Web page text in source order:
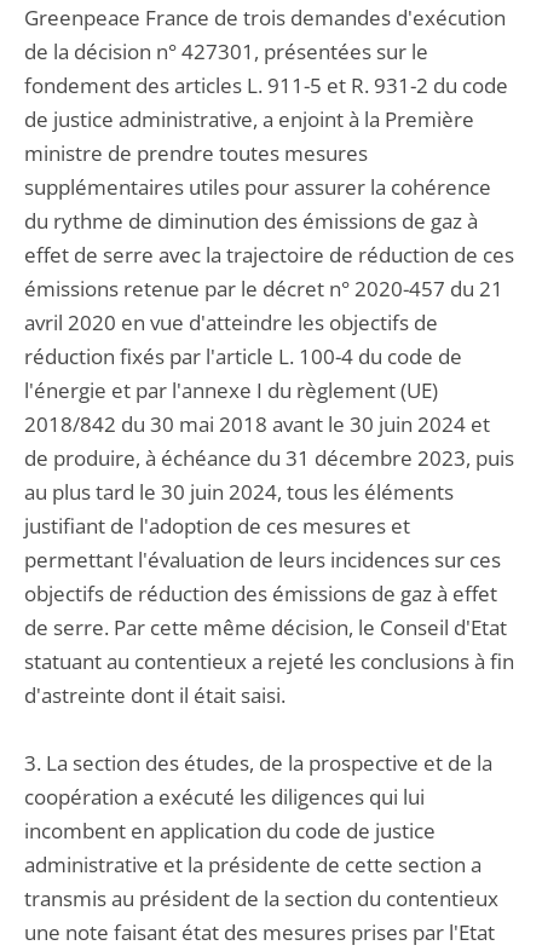
Greenpeace France de trois demandes d'exécution
de la décision n° 427301, présentées sur le
fondement des articles L. 911-5 et R. 931-2 du code
de justice administrative, a enjoint à la Première
ministre de prendre toutes mesures
supplémentaires utiles pour assurer la cohérence
du rythme de diminution des émissions de gaz à
effet de serre avec la trajectoire de réduction de ces
émissions retenue par le décret n° 2020-457 du 21
avril 2020 en vue d'atteindre les objectifs de
réduction fixés par l'article L. 100-4 du code de
l'énergie et par l'annexe I du règlement (UE)
2018/842 du 30 mai 2018 avant le 30 juin 2024 et
de produire, à échéance du 31 décembre 2023, puis
au plus tard le 30 juin 2024, tous les éléments
justifiant de l'adoption de ces mesures et
permettant l'évaluation de leurs incidences sur ces
objectifs de réduction des émissions de gaz à effet
de serre. Par cette même décision, le Conseil d'Etat
statuant au contentieux a rejeté les conclusions à fin
d'astreinte dont il était saisi.
3. La section des études, de la prospective et de la
coopération a exécuté les diligences qui lui
incombent en application du code de justice
administrative et la présidente de cette section a
transmis au président de la section du contentieux
une note faisant état des mesures prises par l'Etat